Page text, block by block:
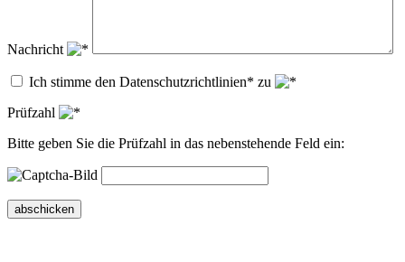
Nachricht
Ich stimme den Datenschutzrichtlinien* zu
Prüfzahl
Bitte geben Sie die Prüfzahl in das nebenstehende Feld ein:
abschicken